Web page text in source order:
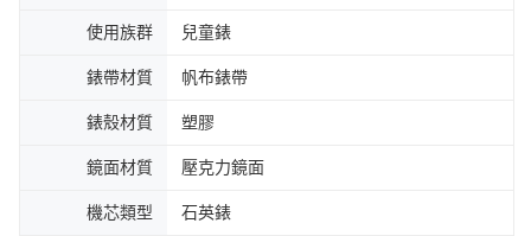
使用族群 兒童錶
錶帶材質 帆布錶帶
錶殼材質 塑膠
鏡面材質 壓克力鏡面
機芯類型 石英錶